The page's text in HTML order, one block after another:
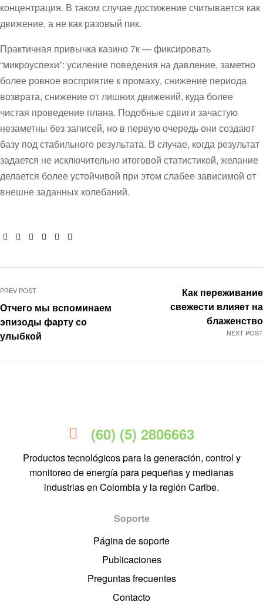
концентрация. В таком случае достижение считывается как
движение, а не как разовый пик.
Практичная привычка казино 7к — фиксировать
“микроуспехи”: усиление поведения на давление, заметно
более ровное восприятие к промаху, снижение периода
возврата, снижение от лишних движений, куда более
чистая проведение плана. Подобные сдвиги зачастую
незаметны без записей, но в первую очередь они создают
базу под стабильного результата. В случае, когда результат
задается не исключительно итоговой статистикой, желание
делается более устойчивой при этом слабее зависимой от
внешне заданных колебаний.
Facebook
TwitterLinkedinGoogle+Pinterest
PREV POST
Отчего мы вспоминаем
эпизоды фарту со
улыбкой
NEXT POST
Как переживание
свежести влияет на
блаженство
(60) (5) 2806663
Productos tecnológicos para la generación, control y
monitoreo de energía para pequeñas y medianas
industrias en Colombia y la región Caribe.
Soporte
Página de soporte
Publicaciones
Preguntas frecuentes
Contacto